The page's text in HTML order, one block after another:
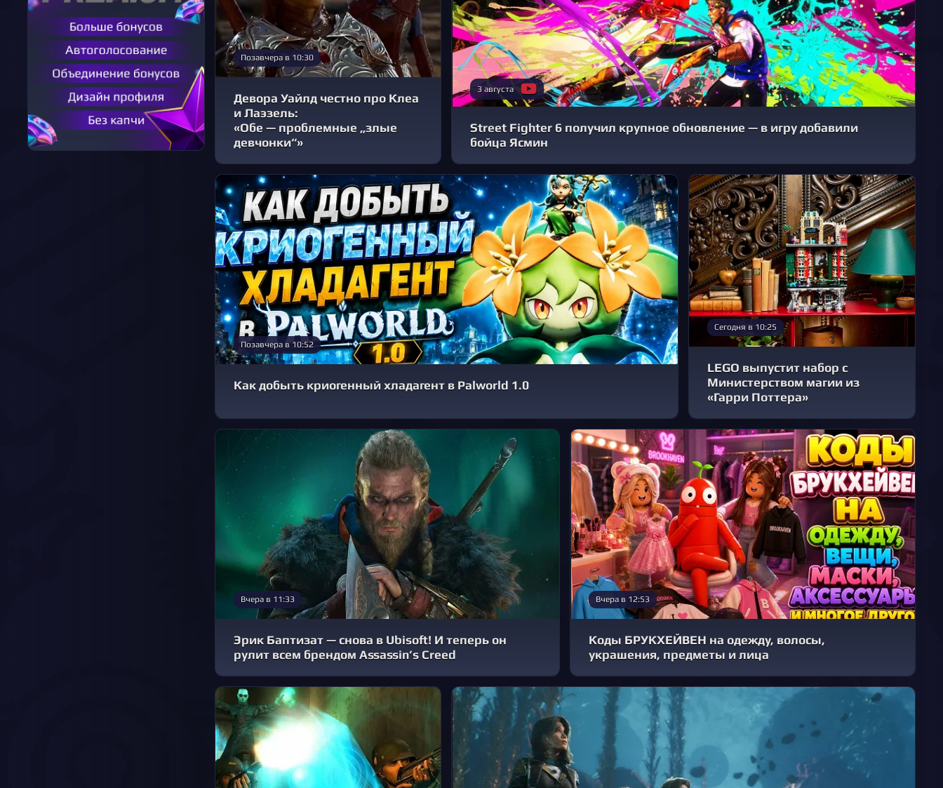
Позавчера в 10:30
Девора Уайлд честно про Клеа
и Лаэзель:
«Обе — проблемные „злые
девчонки“»
3 августа
Street Fighter 6 получил крупное обновление — в игру добавили
бойца Ясмин
Позавчера в 10:52
Как добыть криогенный хладагент в Palworld 1.0
Сегодня в 10:25
LEGO выпустит набор с
Министерством магии из
«Гарри Поттера»
Вчера в 11:33
Эрик Баптизат — снова в Ubisoft! И теперь он
рулит всем брендом Assassin’s Creed
Вчера в 12:53
Коды БРУКХЕЙВЕН на одежду, волосы,
украшения, предметы и лица